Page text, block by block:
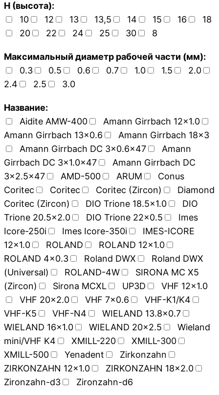
H (высота):
10
12 13 13,5 14 15 16
18
20
22 24 25 30 8
Максимальный диаметр рабочей части (мм):
0.3
0.5 0.6 0.7 1.0 1.5
2.0
2.4
2.5 3.0
Название:
Aidite AMW-400
Amann Girrbach 12x1.0
Amann Girrbach 13x0.6
Amann Girrbach 18x3
Amann Girrbach DC 3x0.6x47
Amann
Girrbach DC 3x1.0x47
Amann Girrbach DC
3x2.5x47
AMD-500 ARUM
Conus
Coritec
Coritec Coritec (Zircon)
Diamond
Coritec (Zircon)
DIO Trione 18.5x1.0
DIO
Trione 20.5x2.0
DIO Trione 22x0.5
Imes
Icore-250i
Imes Icore-350i
IMES-ICORE
12x1.0
ROLAND
ROLAND 12x1.0
ROLAND 4x0.3
Roland DWX
Roland DWX
(Universal)
ROLAND-4W
SIRONA MC X5
(Zircon)
Sirona MCXL UP3D
VHF 12x1.0
VHF 20x2.0
VHF 7x0.6
VHF-K1/K4
VHF-K5
VHF-N4
WIELAND 13.8x0.7
WIELAND 16x1.0
WIELAND 20x2.5
Wieland
mini/VHF K4
XMILL-220
XMILL-300
XMILL-500
Yenadent
Zirkonzahn
ZIRKONZAHN 12x1.0
ZIRKONZAHN 18x2.0
Zironzahn-d3
Zironzahn-d6